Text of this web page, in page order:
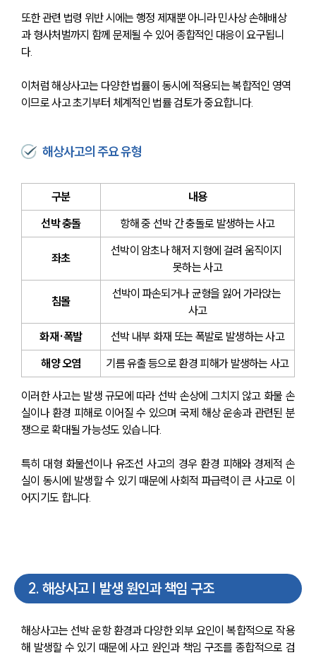
또한 관련 법령 위반 시에는 행정 제재뿐 아니라 민사상 손해배상
과 형사처벌까지 함께 문제될 수 있어 종합적인 대응이 요구됩니
다.
이처럼 해상사고는 다양한 법률이 동시에 적용되는 복합적인 영역
이므로 사고 초기부터 체계적인 법률 검토가 중요합니다.
해상사고의 주요 유형
구분
내용
선박 충돌
항해 중 선박 간 충돌로 발생하는 사고
좌초
선박이 암초나 해저 지형에 걸려 움직이지
못하는 사고
침몰
선박이 파손되거나 균형을 잃어 가라앉는
사고
화재·폭발
선박 내부 화재 또는 폭발로 발생하는 사고
해양 오염
기름 유출 등으로 환경 피해가 발생하는 사고
이러한 사고는 발생 규모에 따라 선박 손상에 그치지 않고 화물 손
실이나 환경 피해로 이어질 수 있으며 국제 해상 운송과 관련된 분
쟁으로 확대될 가능성도 있습니다.
특히 대형 화물선이나 유조선 사고의 경우 환경 피해와 경제적 손
실이 동시에 발생할 수 있기 때문에 사회적 파급력이 큰 사고로 이
어지기도 합니다.
2. 해상사고 | 발생 원인과 책임 구조
해상사고는 선박 운항 환경과 다양한 외부 요인이 복합적으로 작용
해 발생할 수 있기 때문에 사고 원인과 책임 구조를 종합적으로 검